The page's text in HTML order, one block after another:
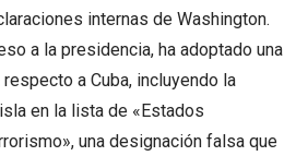
internas de Washington.
a la presidencia, ha adoptado una
a Cuba, incluyendo la
en la lista de «Estados
una designación falsa que